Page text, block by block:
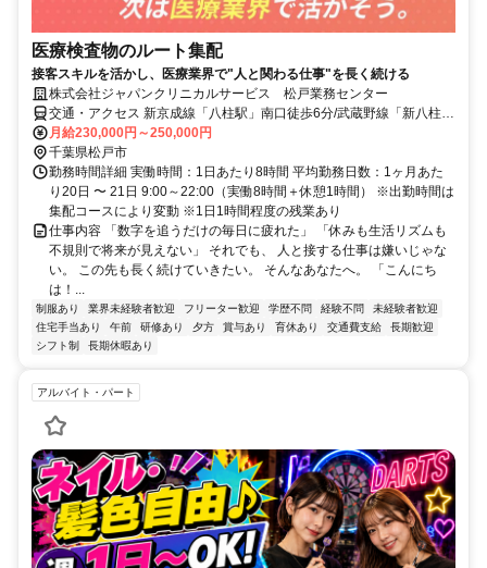
医療検査物のルート集配
接客スキルを活かし、医療業界で"人と関わる仕事"を長く続ける
株式会社ジャパンクリニカルサービス 松戸業務センター
交通・アクセス 新京成線「八柱駅」南口徒歩6分/武蔵野線「新八柱
駅」徒歩6分
月給230,000円～250,000円
千葉県松戸市
勤務時間詳細 実働時間：1日あたり8時間 平均勤務日数：1ヶ月あた
り20日 〜 21日 9:00～22:00（実働8時間＋休憩1時間） ※出勤時間は
集配コースにより変動 ※1日1時間程度の残業あり
仕事内容 「数字を追うだけの毎日に疲れた」 「休みも生活リズムも
不規則で将来が見えない」 それでも、 人と接する仕事は嫌いじゃな
い。 この先も長く続けていきたい。 そんなあなたへ。 「こんにち
は！...
制服あり 業界未経験者歓迎 フリーター歓迎 学歴不問 経験不問
未経験者歓迎
住宅手当あり
午前 研修あり 夕方 賞与あり 育休あり 交通費支給
長期歓迎
シフト制
長期休暇あり
アルバイト・パート